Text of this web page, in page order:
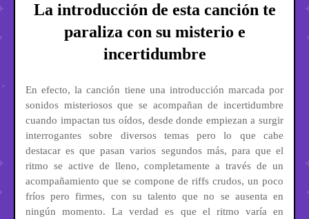
La introducción de esta canción te
paraliza con su misterio e
incertidumbre
En efecto, la canción tiene una introducción marcada por
sonidos misteriosos que se acompañan de incertidumbre
cuando impactan tus oídos, desde donde empiezan a surgir
interrogantes sobre diversos temas pero lo que cabe
destacar es que pasan varios segundos más, para que el
ritmo se active de lleno, completamente a través de un
acompañamiento que se compone de riffs crudos, un poco
fríos pero firmes, con su talento que no se ausenta en
ningún momento. La verdad es que el ritmo varía en